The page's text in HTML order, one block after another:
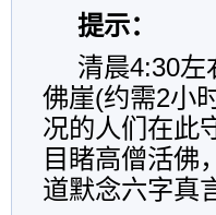
提示：
清晨4:30左
佛崖(约需2小
况的人们在此
目睹高僧活佛
道默念六字真